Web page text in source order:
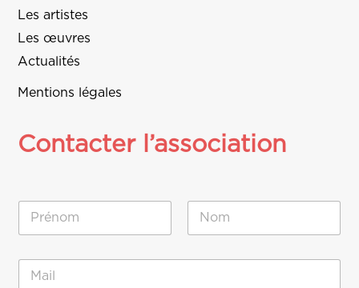
Les artistes
Les œuvres
Actualités
Mentions légales
Contacter l’association
m